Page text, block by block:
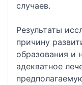
случаев.
Результаты
причину
образования и
адекватное